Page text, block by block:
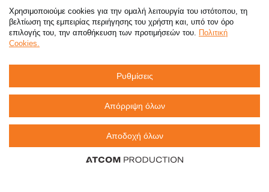
eMarket
800 117 7777 (μόνο από σταθερό, χωρίς χρέωση),
214 100 9999 (αστική χρέωση)
info@sklavenitis.gr
Χρησιμοποιούμε cookies για την ομαλή λειτουργία του ιστότοπου, τη
βελτίωση της εμπειρίας περιήγησης του χρήστη και, υπό τον όρο
επιλογής του, την αποθήκευση των προτιμήσεών του. Πολιτική
Cookies.
Ρυθμίσεις
Απόρριψη όλων
Αποδοχή όλων